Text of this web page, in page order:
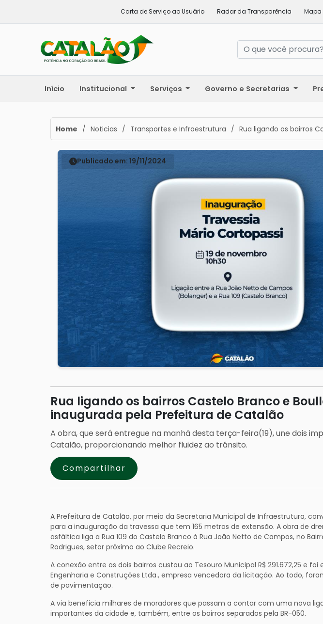
Carta de Serviço ao Usuário Radar da Transparência Mapa
Início Institucional Serviços Governo e Secretarias
Home / Noticias / Transportes e Infraestrutura / Rua ligando os bairros
Publicado em: 19/11/2024
Rua ligando os bairros Castelo Branco e
inaugurada pela Prefeitura de Catalão
A obra, que será entregue na manhã desta terça-feira(19), une dois
Catalão, proporcionando melhor fluidez ao trânsito.
Compartilhar
A Prefeitura de Catalão, por meio da Secretaria Municipal de Infraestrutura,
para a inauguração da travessa que tem 165 metros de extensão. A obra de
asfáltica liga a Rua 109 do Castelo Branco à Rua João Netto de Campos, no
Rodrigues, setor próximo ao Clube Recreio.
A conexão entre os dois bairros custou ao Tesouro Municipal R$ 291.672,25 e
Engenharia e Construções Ltda., empresa vencedora da licitação. Ao todo,
de pavimentação.
A via beneficia milhares de moradores que passam a contar com uma nova
importantes da cidade e, também, entre os bairros separados pela BR-050.